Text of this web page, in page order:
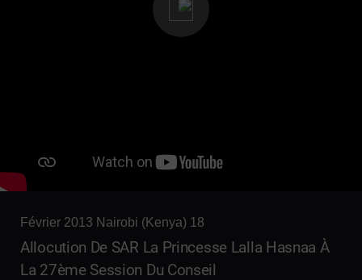
18 Février 2013 Nairobi (Kenya)
Allocution De SAR La Princesse Lalla Hasnaa À
La 27ème Session Du Conseil